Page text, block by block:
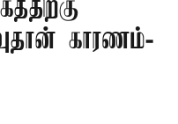
காரணம்-